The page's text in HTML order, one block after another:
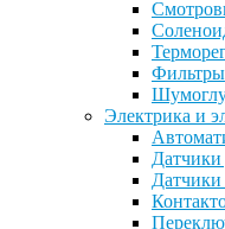
Фильтры
Электрика и
Датчики
Датчики